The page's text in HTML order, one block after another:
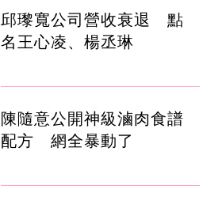
邱瓈寬公司營收衰退 點
名王心凌、楊丞琳
陳隨意公開神級滷肉食譜
配方 網全暴動了